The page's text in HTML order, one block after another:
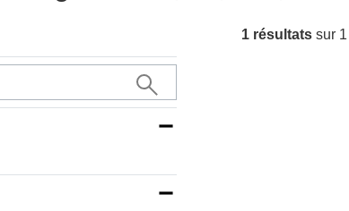
1 résultats sur